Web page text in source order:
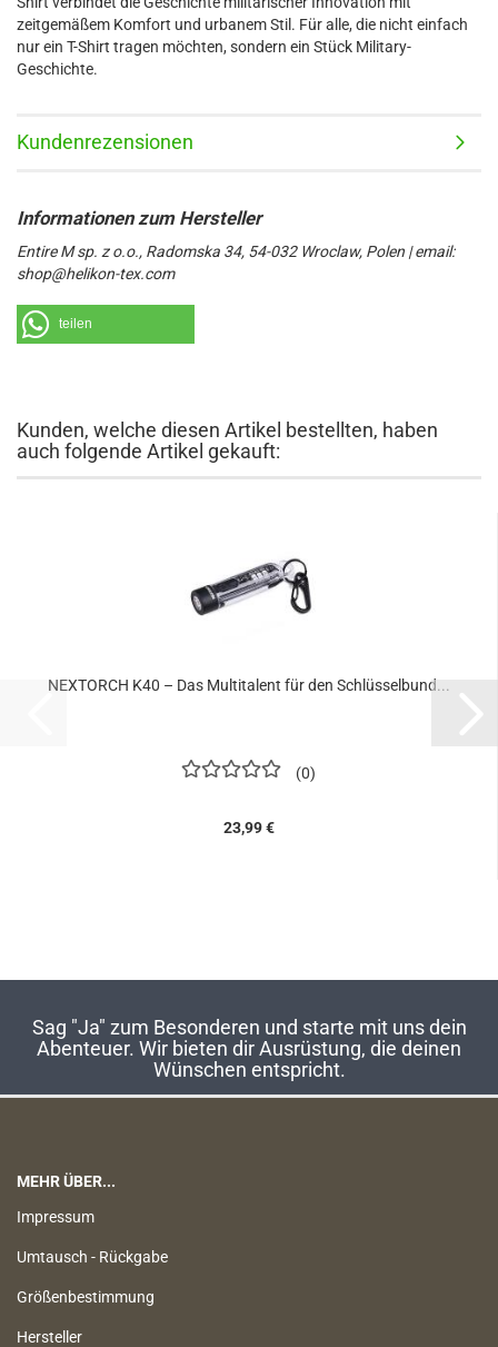
zeitgemäßem Komfort und urbanem Stil. Für alle, die nicht einfach
nur ein T-Shirt tragen möchten, sondern ein Stück Military-
Geschichte.
Kundenrezensionen
Entire M sp. z o.o., Radomska 34, 54-032 Wroclaw, Polen | email:
shop@helikon-tex.com
teilen
Kunden, welche diesen Artikel bestellten, haben
auch folgende Artikel gekauft:
NEXTORCH K40 – Das Multitalent für den Schlüsselbund...
0
23,99 €
Sag "Ja" zum Besonderen und starte mit uns dein
Abenteuer. Wir bieten dir Ausrüstung, die deinen
Wünschen entspricht.
MEHR ÜBER...
Impressum
Umtausch - Rückgabe
Größenbestimmung
Hersteller